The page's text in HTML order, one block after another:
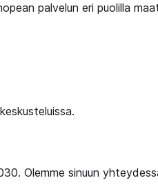
palvelun eri puolilla
Olemme sinuun